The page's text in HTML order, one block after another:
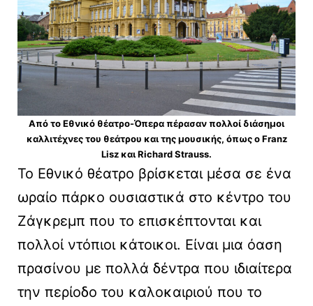
Από το Εθνικό θέατρο-Όπερα πέρασαν πολλοί διάσημοι
καλλιτέχνες του θεάτρου και της μουσικής, όπως ο Franz
Lisz και Richard Strauss.
Το Εθνικό θέατρο βρίσκεται μέσα σε ένα
ωραίο πάρκο ουσιαστικά στο κέντρο του
Ζάγκρεμπ που το επισκέπτονται και
πολλοί ντόπιοι κάτοικοι. Είναι μια όαση
πρασίνου με πολλά δέντρα που ιδιαίτερα
την περίοδο του καλοκαιριού που το